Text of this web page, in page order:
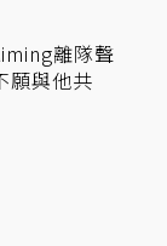
離隊聲
願與他共